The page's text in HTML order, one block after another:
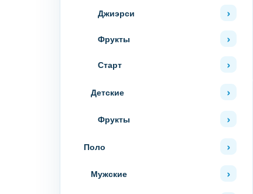
Джиэрси
Фрукты
Старт
Детские
Фрукты
Поло
Мужские